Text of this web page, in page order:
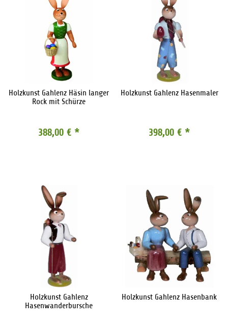
Holzkunst Gahlenz Häsin langer
Rock mit Schürze
388,00 € *
Holzkunst Gahlenz Hasenmaler
398,00 € *
Holzkunst Gahlenz
Hasenwanderbursche
Holzkunst Gahlenz Hasenbank